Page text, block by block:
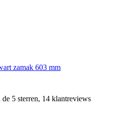
zamak 603 mm
5 sterren, 14 klantreviews